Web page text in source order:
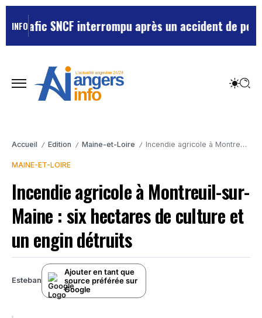
INFO
SNCF interrompu après un accident de personne
Accueil / Edition / Maine-et-Loire / Incendie agricole à Montreuil-sur-Maine : six hectares de culture et un engin détruits
MAINE-ET-LOIRE
Incendie agricole à Montreuil-sur-
Maine : six hectares de culture et
un engin détruits
Esteban
Ajouter en tant que
source préférée sur
Google